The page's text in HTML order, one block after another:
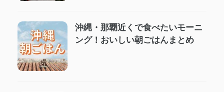
沖縄・那覇近くで食べたいモーニ
ング！おいしい朝ごはんまとめ